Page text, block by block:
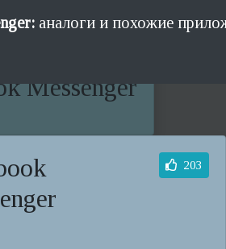
аналоги и похожие
Messenger
203